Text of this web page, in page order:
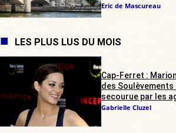
Eric de Mascureau
LES PLUS LUS DU MOIS
Cap-Ferret :
des Soulèvements
secourue par les
Gabrielle Cluzel